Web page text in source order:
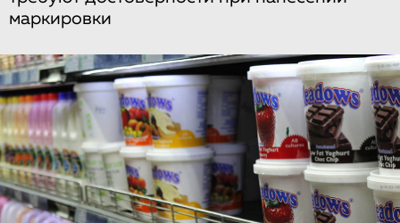
маркировки